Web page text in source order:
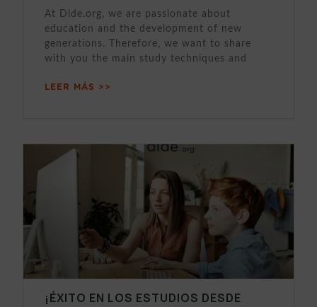
At Dide.org, we are passionate about
education and the development of new
generations. Therefore, we want to share
with you the main study techniques and
LEER MÁS >>
¡ÉXITO EN LOS ESTUDIOS DESDE